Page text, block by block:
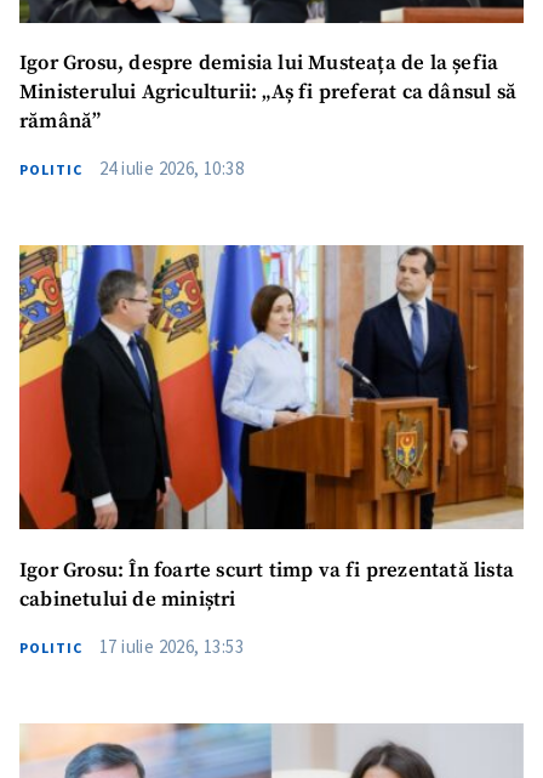
Igor Grosu, despre demisia lui Musteața de la șefia
Ministerului Agriculturii: „Aș fi preferat ca dânsul să
rămână”
POLITIC 24 iulie 2026, 10:38
Igor Grosu: În foarte scurt timp va fi prezentată lista
cabinetului de miniștri
POLITIC 17 iulie 2026, 13:53